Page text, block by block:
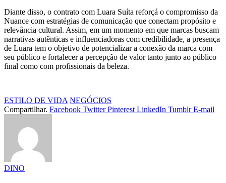
Diante disso, o contrato com Luara Suíta reforçá o compromisso da
Nuance com estratégias de comunicação que conectam propósito e
relevância cultural. Assim, em um momento em que marcas buscam
narrativas autênticas e influenciadoras com credibilidade, a presença
de Luara tem o objetivo de potencializar a conexão da marca com
seu público e fortalecer a percepção de valor tanto junto ao público
final como com profissionais da beleza.
ESTILO DE VIDA NEGÓCIOS
Compartilhar. Facebook Twitter Pinterest LinkedIn Tumblr E-mail
DINO